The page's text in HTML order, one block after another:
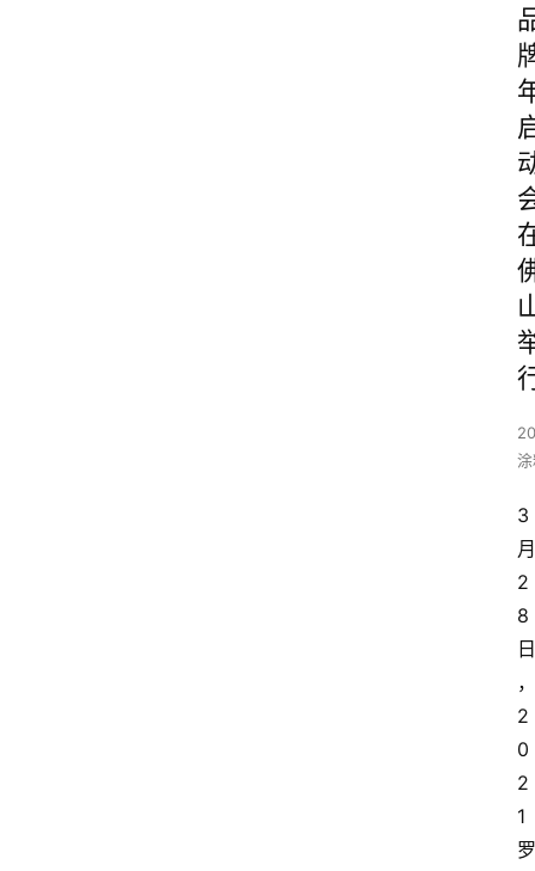
3
月
2
8
日
，
2
0
2
1
罗